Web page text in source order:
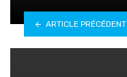
ARTICLE PRÉCÉDENT